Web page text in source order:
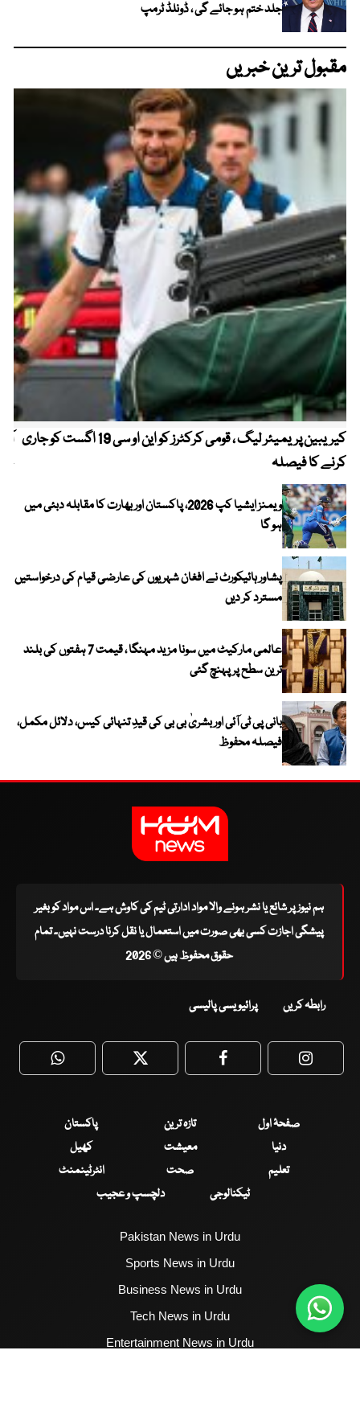
جلد ختم ہو جائے گی ، ڈونلڈ ٹرمپ
مقبول ترین خبریں
کیریبین پریمیئر لیگ ، قومی کرکٹرز کو این او سی 19 اگست کو جاری
کرنے کا فیصلہ
ویمنز ایشیا کپ 2026، پاکستان اور بھارت کا مقابلہ دبئی میں
ہو گا
پشاور ہائیکورٹ نے افغان شہریوں کی عارضی قیام کی درخواستیں
مسترد کر دیں
عالمی مارکیٹ میں سونا مزید مہنگا ، قیمت 7 ہفتوں کی بلند
ترین سطح پر پہنچ گئی
بانی پی ٹی آئی اور بشریٰ بی بی کی قیدِ تنہائی کیس، دلائل مکمل،
فیصلہ محفوظ
ہم نیوز پر شائع یا نشر ہونے والا مواد ادارتی ٹیم کی کاوش ہے۔ اس مواد کو بغیر
پیشگی اجازت کسی بھی صورت میں استعمال یا نقل کرنا درست نہیں۔ تمام
حقوق محفوظ ہیں © 2026
رابطہ کریں پرائیویسی پالیسی
WhatsApp Twitter Facebook
صفحۂ اول تازہ ترین
پاکستان
دنیا
معیشت
کھیل
تعلیم
صحت
انٹرٹینمنٹ
ٹیکنالوجی
دلچسپ و عجیب
Pakistan News in Urdu
Sports News in Urdu
Business News in Urdu
Tech News in Urdu
Entertainment News in Urdu